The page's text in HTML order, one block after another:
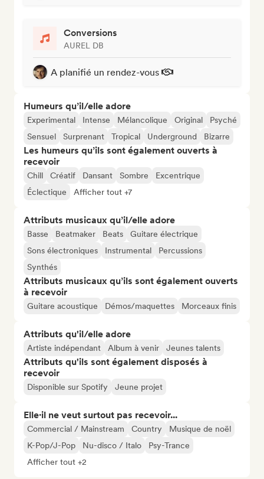
Conversions
AUREL DB
A planifié un rendez-vous
Humeurs qu’il/elle adore
Experimental Intense Mélancolique Original
Psyché
Sensuel
Surprenant Tropical Underground Bizarre
Les humeurs qu’ils sont également ouverts à
recevoir
Chill Créatif Dansant Sombre
Excentrique
Éclectique
Afficher tout +7
Attributs musicaux qu’il/elle adore
Basse Beatmaker Beats
Guitare électrique
Sons électroniques
Instrumental
Percussions
Synthés
Attributs musicaux qu’ils sont également ouverts
à recevoir
Guitare acoustique Démos/maquettes Morceaux finis
Attributs qu'il/elle adore
Artiste indépendant Album à venir Jeunes talents
Attributs qu'ils sont également disposés à
recevoir
Disponible sur Spotify Jeune projet
Elle·il ne veut surtout pas recevoir...
Commercial / Mainstream Country
Musique de noël
K-Pop/J-Pop
Nu-disco / Italo
Psy-Trance
Afficher tout +2